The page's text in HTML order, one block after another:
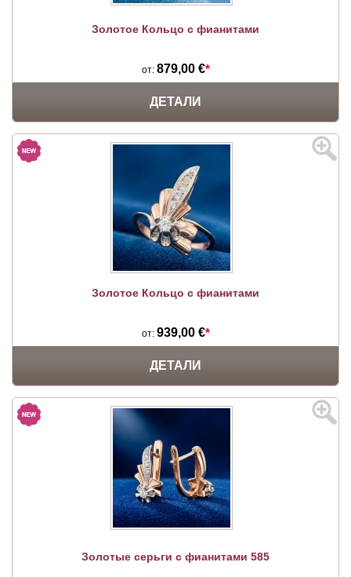
Золотое Кольцо с фианитами
от: 879,00 €*
ДЕТАЛИ
Золотое Кольцо с фианитами
от: 939,00 €*
ДЕТАЛИ
Золотые серьги с фианитами 585